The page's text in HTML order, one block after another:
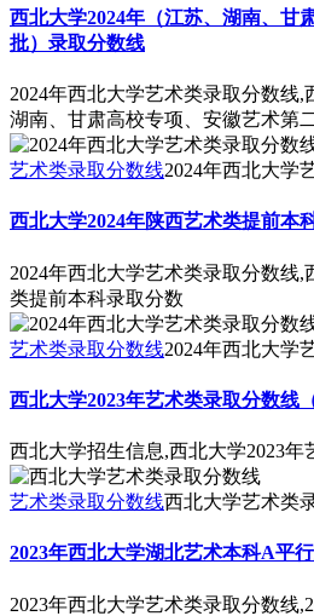
西北大学2024年（江苏、湖南、甘
批）录取分数线
2024年西北大学艺术类录取分数线,
湖南、甘肃高校专项、安徽艺术第
艺术类录取分数线2024年西北大学
西北大学2024年陕西艺术类提前本
2024年西北大学艺术类录取分数线,
类提前本科录取分数
艺术类录取分数线2024年西北大学
西北大学2023年艺术类录取分数线（
西北大学招生信息,西北大学2023年
艺术类录取分数线西北大学艺术类
2023年西北大学湖北艺术本科A平
2023年西北大学艺术类录取分数线